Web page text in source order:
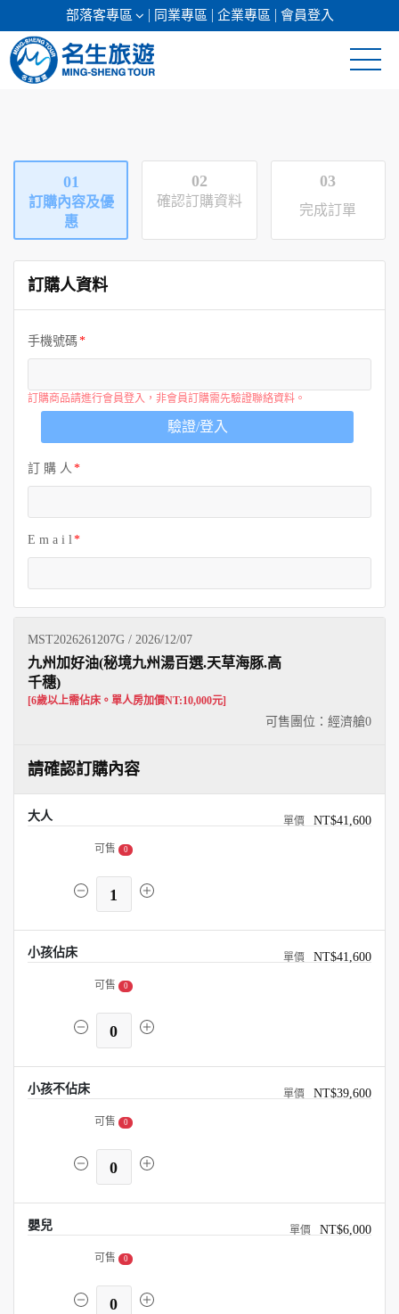
部落客專區 同業專區 企業專區 會員登入
日本專館
郵輪假期
海島假期
韓國
東南亞
01
訂購內容及優
惠
02
確認訂購資料
03
完成訂單
訂購人資料
手機號碼
訂購商品請進行會員登入，非會員訂購需先驗證聯絡資料。
驗證/登入
訂 購 人
E m a i l
MST2026261207G / 2026/12/07
可售團位：經濟艙0
九州加好油(秘境九州湯百選.天草海豚.高
千穗)
[6歲以上需佔床。單人房加價NT:10,000元]
請確認訂購內容
大人 NT$41,600
可售 0
1
小孩佔床 NT$41,600
可售 0
0
小孩不佔床 NT$39,600
可售 0
0
嬰兒 NT$6,000
可售 0
0